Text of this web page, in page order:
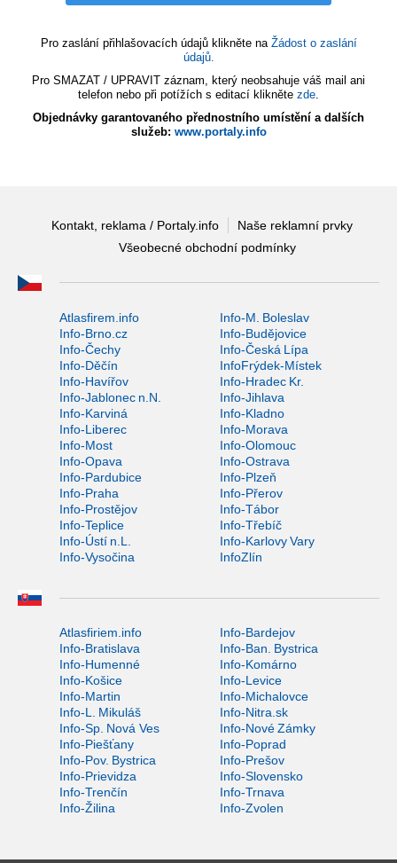
Pro zaslání přihlašovacích údajů klikněte na Žádost o zaslání
údajů.
Pro SMAZAT / UPRAVIT záznam, který neobsahuje váš mail ani
telefon nebo při potížích s editací klikněte zde.
Objednávky garantovaného přednostního umístění a dalších
služeb: www.portaly.info
Kontakt, reklama / Portaly.info
Naše reklamní prvky
Všeobecné obchodní podmínky
Atlasfirem.info
Info-M. Boleslav
Info-Brno.cz
Info-Budějovice
Info-Čechy
Info-Česká Lípa
Info-Děčín
InfoFrýdek-Místek
Info-Havířov
Info-Hradec Kr.
Info-Jablonec n.N.
Info-Jihlava
Info-Karviná
Info-Kladno
Info-Liberec
Info-Morava
Info-Most
Info-Olomouc
Info-Opava
Info-Ostrava
Info-Pardubice
Info-Plzeň
Info-Praha
Info-Přerov
Info-Prostějov
Info-Tábor
Info-Teplice
Info-Třebíč
Info-Ústí n.L.
Info-Karlovy Vary
Info-Vysočina
InfoZlín
Atlasfiriem.info
Info-Bardejov
Info-Bratislava
Info-Ban. Bystrica
Info-Humenné
Info-Komárno
Info-Košice
Info-Levice
Info-Martin
Info-Michalovce
Info-L. Mikuláš
Info-Nitra.sk
Info-Sp. Nová Ves
Info-Nové Zámky
Info-Piešťany
Info-Poprad
Info-Pov. Bystrica
Info-Prešov
Info-Prievidza
Info-Slovensko
Info-Trenčín
Info-Trnava
Info-Žilina
Info-Zvolen